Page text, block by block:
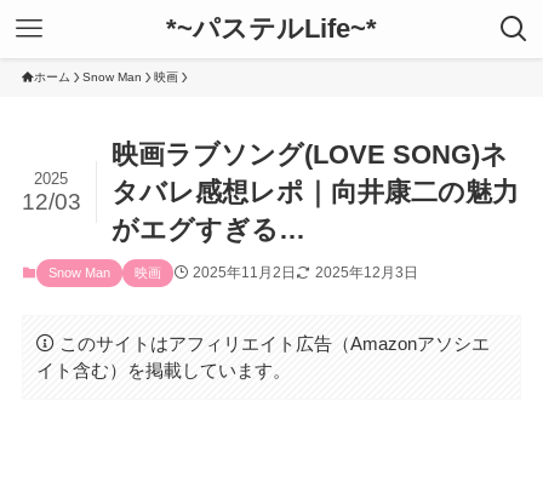
*~パステルLife~*
ホーム Snow Man 映画
映画ラブソング(LOVE SONG)ネ
タバレ感想レポ｜向井康二の魅力
がエグすぎる…
2025
12/03
Snow Man 映画 2025年11月2日 2025年12月3日
このサイトはアフィリエイト広告（Amazonアソシエ
イト含む）を掲載しています。